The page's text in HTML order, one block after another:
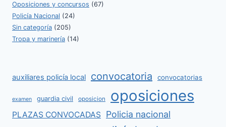
Oposiciones y concursos (67)
Policía Nacional (24)
Sin categoría (205)
Tropa y marinería (14)
auxiliares policía local convocatoria convocatorias
examen guardia civil oposicion oposiciones
PLAZAS CONVOCADAS Policia nacional